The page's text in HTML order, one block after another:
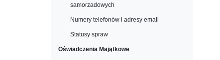
samorzadowych
Numery telefonów i adresy email
Statusy spraw
Oświadczenia Majątkowe